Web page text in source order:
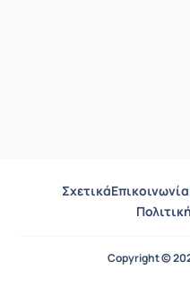
ΣχετικάΕπικοινωνία
Copyright ©